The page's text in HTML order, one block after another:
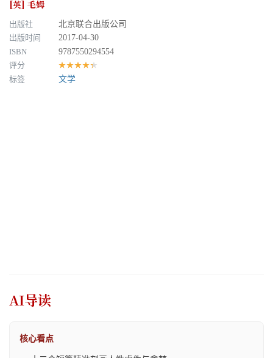
[英] 毛姆
出版社
北京联合出版公司
出版时间
2017-04-30
ISBN
9787550294554
评分
★★★★★
标签 文学
AI导读
核心看点